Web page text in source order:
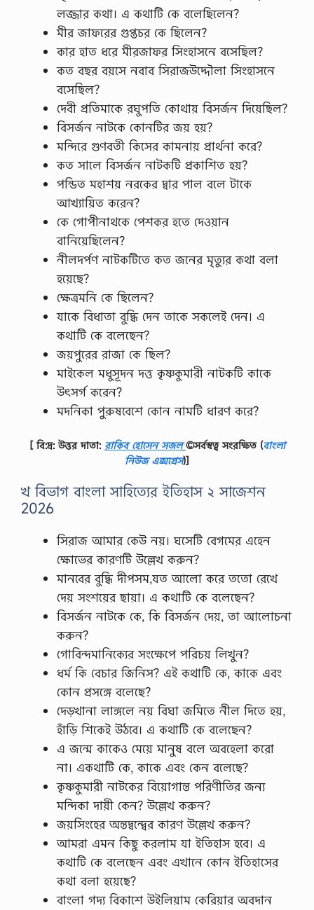
লজ্জার কথা। এ কথাটি কে বলেছিলেন?
মীর জাফরের গুপ্তচর কে ছিলেন?
কার হাত ধরে মীরজাফর সিংহাসনে বসেছিল?
কত বছর বয়সে নবাব সিরাজউদ্দৌলা সিংহাসনে
বসেছিল?
দেবী প্রতিমাকে রঘুপতি কোথায় বিসর্জন দিয়েছিল?
বিসর্জন নাটকে কোনটির জয় হয়?
মন্দিরে গুণবতী কিসের কামনায় প্রার্থনা করে?
কত সালে বিসর্জন নাটকটি প্রকাশিত হয়?
পন্ডিত মহাশয় নরকের দ্বার পাল বলে টাকে
আখ্যায়িত করেন?
কে গোপীনাথকে পেশকর হতে দেওয়ান
বানিয়েছিলেন?
নীলদর্পণ নাটকটিতে কত জনের মৃত্যুর কথা বলা
হয়েছে?
ক্ষেত্রমনি কে ছিলেন?
যাকে বিধাতা বুদ্ধি দেন তাকে সকলেই দেন। এ
কথাটি কে বলেছেন?
জয়পুরের রাজা কে ছিল?
মাইকেল মধুসূদন দত্ত কৃষ্ণকুমারী নাটকটি কাকে
উৎসর্গ করেন?
মদনিকা পুরুষবেশে কোন নামটি ধারণ করে?
[ বি:দ্র: উত্তর দাতা: রাকিব হোসেন সজল ©সর্বস্বত্ব সংরক্ষিত (বাংলা
নিউজ এক্সপ্রেস)]
খ বিভাগ বাংলা সাহিত্যের ইতিহাস ২ সাজেশন
2026
সিরাজ আমার কেউ নয়। ঘসেটি বেগমের এহেন
ক্ষোভের কারণটি উল্লেখ করুন?
মানবের বুদ্ধি দীপসম,যত আলো করে ততো রেখে
দেয় সংশয়ের ছায়া। এ কথাটি কে বলেছেন?
বিসর্জন নাটকে কে, কি বিসর্জন দেয়, তা আলোচনা
করুন?
গোবিন্দমানিক্যের সংক্ষেপে পরিচয় লিখুন?
ধর্ম কি বেচার জিনিস? এই কথাটি কে, কাকে এবং
কোন প্রসঙ্গে বলেছে?
দেড়খানা লাঙ্গলে নয় বিঘা জমিতে নীল দিতে হয়,
হাঁড়ি শিকেই উঠবে। এ কথাটি কে বলেছেন?
এ জন্মে কাকেও মেয়ে মানুষ বলে অবহেলা করো
না। একথাটি কে, কাকে এবং কেন বলেছে?
কৃষ্ণকুমারী নাটকের বিয়োগান্ত পরিণীতির জন্য
মন্দিকা দায়ী কেন? উল্লেখ করুন?
জয়সিংহের অন্তদ্বন্দ্বের কারণ উল্লেখ করুন?
আমরা এমন কিছু করলাম যা ইতিহাস হবে। এ
কথাটি কে বলেছেন এবং এখানে কোন ইতিহাসের
কথা বলা হয়েছে?
বাংলা গদ্য বিকাশে উইলিয়াম কেরিয়ার অবদান